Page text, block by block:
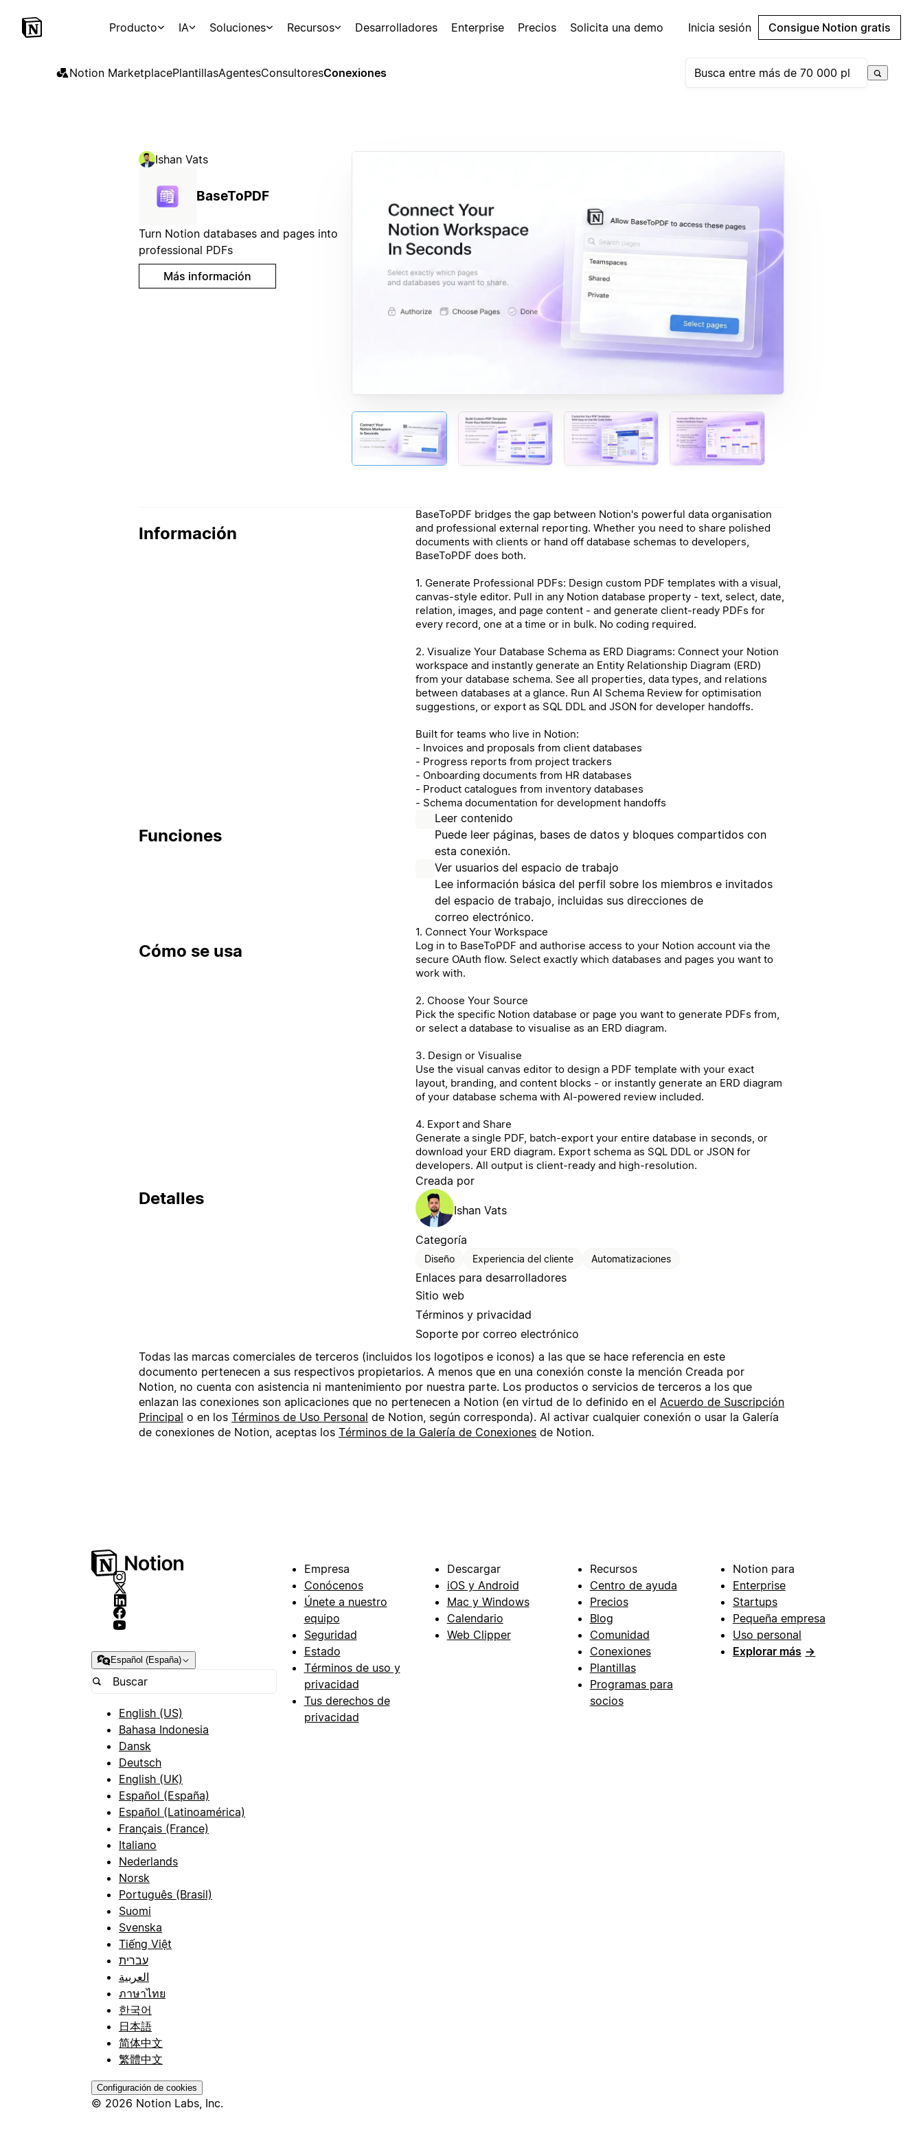
Producto IA Soluciones Recursos Desarrolladores Enterprise Precios Solicita una demo Inicia sesión Consigue Notion gratis
Notion MarketplacePlantillasAgentesConsultoresConexiones
Ishan Vats
BaseToPDF
Turn Notion databases and pages into
professional PDFs
Más información
Información
BaseToPDF bridges the gap between Notion's powerful data organisation
and professional external reporting. Whether you need to share polished
documents with clients or hand off database schemas to developers,
BaseToPDF does both.
1. Generate Professional PDFs: Design custom PDF templates with a visual,
canvas-style editor. Pull in any Notion database property - text, select, date,
relation, images, and page content - and generate client-ready PDFs for
every record, one at a time or in bulk. No coding required.
2. Visualize Your Database Schema as ERD Diagrams: Connect your Notion
workspace and instantly generate an Entity Relationship Diagram (ERD)
from your database schema. See all properties, data types, and relations
between databases at a glance. Run AI Schema Review for optimisation
suggestions, or export as SQL DDL and JSON for developer handoffs.
Built for teams who live in Notion:
- Invoices and proposals from client databases
- Progress reports from project trackers
- Onboarding documents from HR databases
- Product catalogues from inventory databases
- Schema documentation for development handoffs
Funciones
Leer contenido
Puede leer páginas, bases de datos y bloques compartidos con
esta conexión.
Ver usuarios del espacio de trabajo
Lee información básica del perfil sobre los miembros e invitados
del espacio de trabajo, incluidas sus direcciones de
correo electrónico.
Cómo se usa
1. Connect Your Workspace
Log in to BaseToPDF and authorise access to your Notion account via the
secure OAuth flow. Select exactly which databases and pages you want to
work with.
2. Choose Your Source
Pick the specific Notion database or page you want to generate PDFs from,
or select a database to visualise as an ERD diagram.
3. Design or Visualise
Use the visual canvas editor to design a PDF template with your exact
layout, branding, and content blocks - or instantly generate an ERD diagram
of your database schema with AI-powered review included.
4. Export and Share
Generate a single PDF, batch-export your entire database in seconds, or
download your ERD diagram. Export schema as SQL DDL or JSON for
developers. All output is client-ready and high-resolution.
Detalles
Creada por
Ishan Vats
Categoría
Diseño Experiencia del cliente Automatizaciones
Enlaces para desarrolladores
Sitio web
Términos y privacidad
Soporte por correo electrónico
Todas las marcas comerciales de terceros (incluidos los logotipos e iconos) a las que se hace referencia en este
documento pertenecen a sus respectivos propietarios. A menos que en una conexión conste la mención Creada por
Notion, no cuenta con asistencia ni mantenimiento por nuestra parte. Los productos o servicios de terceros a los que
enlazan las conexiones son aplicaciones que no pertenecen a Notion (en virtud de lo definido en el Acuerdo de Suscripción
Principal o en los Términos de Uso Personal de Notion, según corresponda). Al activar cualquier conexión o usar la Galería
de conexiones de Notion, aceptas los Términos de la Galería de Conexiones de Notion.
Español (España)
English (US)
Bahasa Indonesia
Dansk
Deutsch
English (UK)
Español (España)
Español (Latinoamérica)
Français (France)
Italiano
Nederlands
Norsk
Português (Brasil)
Suomi
Svenska
Tiếng Việt
עברית
العربية
ภาษาไทย
한국어
日本語
简体中文
繁體中文
Configuración de cookies
© 2026 Notion Labs, Inc.
Empresa
Conócenos
Únete a nuestro
equipo
Seguridad
Estado
Términos de uso y
privacidad
Tus derechos de
privacidad
Descargar
iOS y Android
Mac y Windows
Calendario
Web Clipper
Recursos
Centro de ayuda
Precios
Blog
Comunidad
Conexiones
Plantillas
Programas para
socios
Notion para
Enterprise
Startups
Pequeña empresa
Uso personal
Explorar más →